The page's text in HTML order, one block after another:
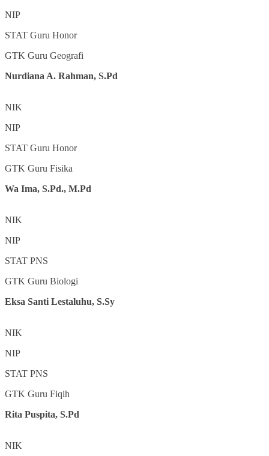
NIP
STAT Guru Honor
GTK Guru Geografi
Nurdiana A. Rahman, S.Pd
NIK
NIP
STAT Guru Honor
GTK Guru Fisika
Wa Ima, S.Pd., M.Pd
NIK
NIP
STAT PNS
GTK Guru Biologi
Eksa Santi Lestaluhu, S.Sy
NIK
NIP
STAT PNS
GTK Guru Fiqih
Rita Puspita, S.Pd
NIK